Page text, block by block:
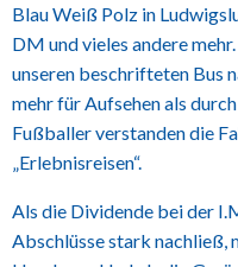
Blau Weiß Polz in
DM und vieles andere
unseren beschrifteten Bus
mehr für Aufsehen als
Fußballer verstanden die
„Erlebnisreisen“.
Als die Dividende bei der
Abschlüsse stark nachließ,